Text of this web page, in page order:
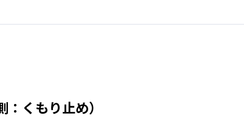
くもり止め）